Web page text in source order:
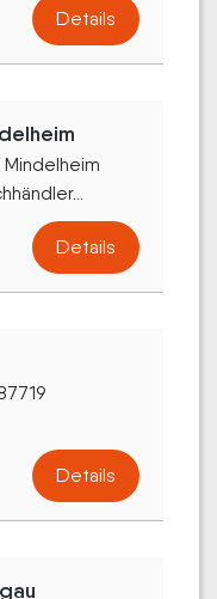
Details
Details
Details